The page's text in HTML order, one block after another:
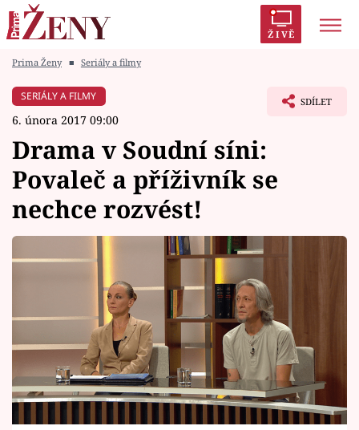
ŽIVĚ
Módní alarm
Témata
Celebrity
Seriály
Horoskopy
Sledujte prima+
Prima Ženy ■ Seriály a filmy
SERIÁLY A FILMY
6. února 2017 09:00
SDÍLET
Drama v Soudní síni:
Povaleč a příživník se
nechce rozvést!